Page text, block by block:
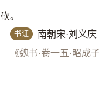
砍。
书证 南朝宋·刘义庆
《魏书·卷一五·昭成